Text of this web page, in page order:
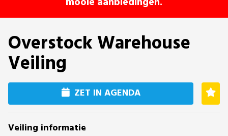
Overstock Warehouse
Veiling
ZET IN AGENDA
Veiling informatie